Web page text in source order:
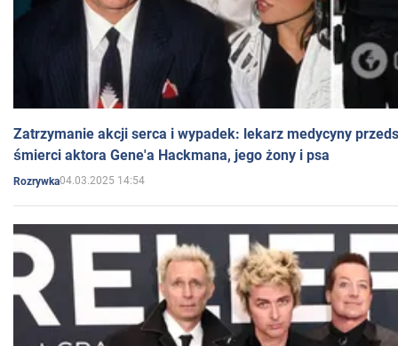
Zatrzymanie akcji serca i wypadek: lekarz medycyny
śmierci aktora Gene'a Hackmana, jego żony i psa
Rozrywka04.03.2025 14:54